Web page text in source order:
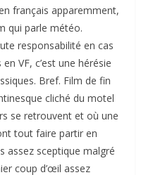
français apparemment,
qui parle météo.
responsabilité en cas
VF, c’est une hérésie
Bref. Film de fin
cliché du motel
se retrouvent et où une
tout faire partir en
assez sceptique malgré
coup d’œil assez